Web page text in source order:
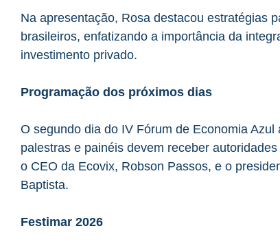
Na apresentação, Rosa destacou estratégias
brasileiros, enfatizando a importância da
investimento privado.
Programação dos próximos dias
O segundo dia do IV Fórum de Economia
palestras e painéis devem receber
o CEO da Ecovix, Robson Passos, e o
Baptista.
Festimar 2026